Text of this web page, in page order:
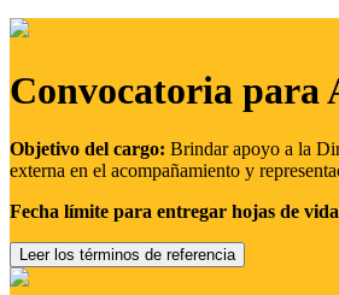
Convocatoria
Objetivo del cargo: Brindar apoyo a la
externa en el acompañamiento y
Fecha límite para entregar hojas de
Leer los términos de referencia